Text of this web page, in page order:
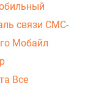
связи СМС-
Мобайл
Все